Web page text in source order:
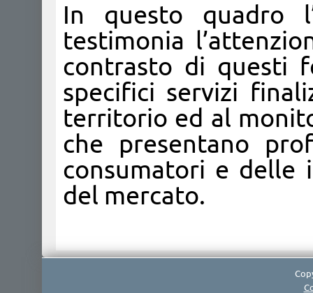
In questo quadro
testimonia
contrasto di questi
specifici servizi
territorio ed al
che presentano
consumatori e delle
del mercato.